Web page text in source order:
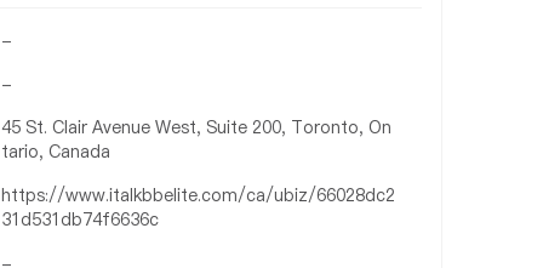
-
-
45 St. Clair Avenue West, Suite 200, Toronto, On
tario, Canada
https://www.italkbbelite.com/ca/ubiz/66028dc2
31d531db74f6636c
-